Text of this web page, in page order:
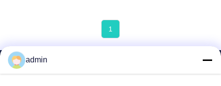
1
admin